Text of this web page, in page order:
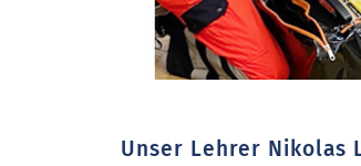
Unser Lehrer Nikolas